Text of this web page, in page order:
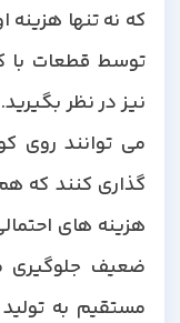
که نه تنها هزینه
توسط قطعات با
نیز در نظر بگیرید.
گذاری کنند که هم
هزینه های احتمالی
ضعیف جلوگیری می
مستقیم به تولید